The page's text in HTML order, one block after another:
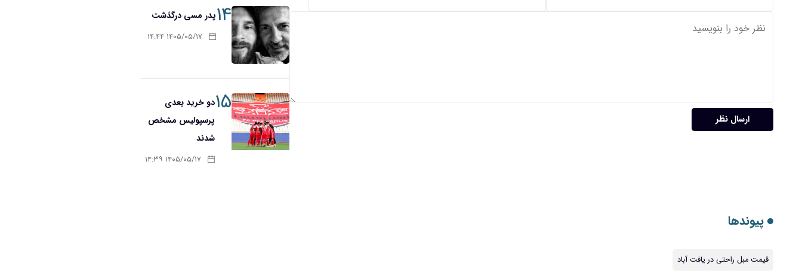
ارسال نظر
۱۴پدر مسی درگذشت
۱۴۰۵/۰۵/۱۷ ۱۴:۴۴
۱۵دو خرید بعدی
پرسپولیس مشخص
شدند
۱۴۰۵/۰۵/۱۷ ۱۴:۳۹
پیوندها
قیمت مبل راحتی در یافت آباد